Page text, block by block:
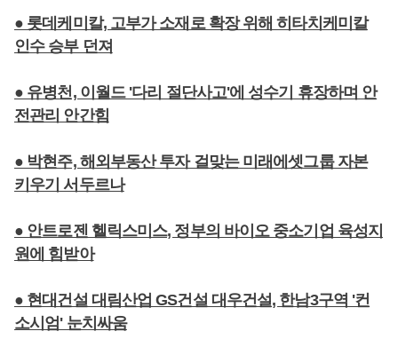
● 롯데케미칼, 고부가 소재로 확장 위해 히타치케미칼
인수 승부 던져
● 유병천, 이월드 '다리 절단사고'에 성수기 휴장하며 안
전관리 안간힘
● 박현주, 해외부동산 투자 걸맞는 미래에셋그룹 자본
키우기 서두르나
● 안트로젠 헬릭스미스, 정부의 바이오 중소기업 육성지
원에 힘받아
● 현대건설 대림산업 GS건설 대우건설, 한남3구역 '컨
소시엄' 눈치싸움